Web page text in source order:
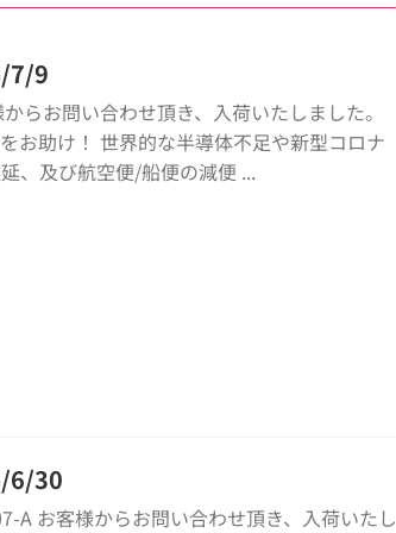
7/9
らお問い合わせ頂き、入荷いたしました。
お助け！ 世界的な半導体不足や新型コロナ
、及び航空便/船便の減便 ...
6/30
A お客様からお問い合わせ頂き、入荷いたし